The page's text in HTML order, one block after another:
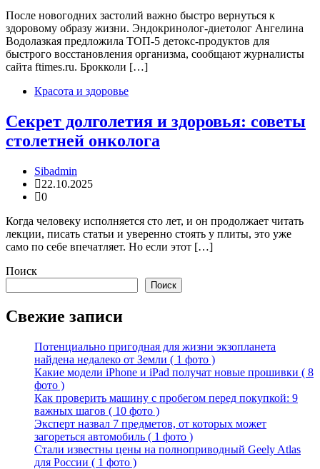
После новогодних застолий важно быстро вернуться к
здоровому образу жизни. Эндокринолог-диетолог Ангелина
Водолазкая предложила ТОП-5 детокс-продуктов для
быстрого восстановления организма, сообщают журналисты
сайта ftimes.ru. Брокколи […]
Красота и здоровье
Секрет долголетия и здоровья: советы
столетней онколога
Sibadmin
22.10.2025
0
Когда человеку исполняется сто лет, и он продолжает читать
лекции, писать статьи и уверенно стоять у плиты, это уже
само по себе впечатляет. Но если этот […]
Поиск
Поиск
Свежие записи
Потенциально пригодная для жизни экзопланета
найдена недалеко от Земли ( 1 фото )
Какие модели iPhone и iPad получат новые прошивки ( 8
фото )
Как проверить машину с пробегом перед покупкой: 9
важных шагов ( 10 фото )
Эксперт назвал 7 предметов, от которых может
загореться автомобиль ( 1 фото )
Стали известны цены на полноприводный Geely Atlas
для России ( 1 фото )